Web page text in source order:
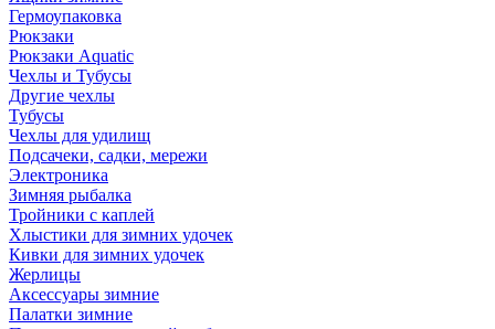
Гермоупаковка
Рюкзаки
Рюкзаки Aquatic
Чехлы и Тубусы
Другие чехлы
Тубусы
Чехлы для удилищ
Подсачеки, садки, мережи
Электроника
Зимняя рыбалка
Тройники с каплей
Хлыстики для зимних удочек
Кивки для зимних удочек
Жерлицы
Аксессуары зимние
Палатки зимние